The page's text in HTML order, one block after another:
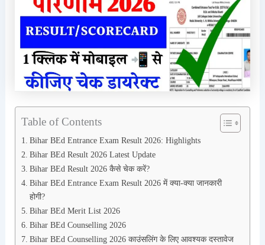
Table of Contents
Bihar BEd Entrance Exam Result 2026: Highlights
Bihar BEd Result 2026 Latest Update
Bihar BEd Result 2026 कैसे चेक करें?
Bihar BEd Entrance Exam Result 2026 में क्या-क्या जानकारी
होगी?
Bihar BEd Merit List 2026
Bihar BEd Counselling 2026
Bihar BEd Counselling 2026 काउंसलिंग के लिए आवश्यक दस्तावेज